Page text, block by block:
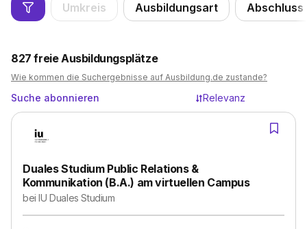
Umkreis Ausbildungsart Abschluss
827 freie Ausbildungsplätze
Wie kommen die Suchergebnisse auf Ausbildung.de zustande?
Suche abonnieren Relevanz
Duales Studium Public Relations &
Kommunikation (B.A.) am virtuellen Campus
beiIU Duales Studium